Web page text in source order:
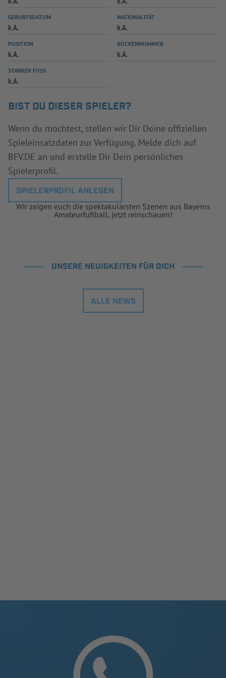
SPIELPLUS
GEBURTSDATUM
k.A.
NATIONALITÄT
k.A.
POSITION
k.A.
RÜCKENNUMMER
k.A.
STARKER FUSS
k.A.
BIST DU DIESER SPIELER?
Wenn du möchtest, stellen wir Dir Deine offiziellen
Spieleinsatzdaten zur Verfügung. Melde dich auf
BFV.DE an und erstelle Dir Dein persönliches
Spielerprofil.
SPIELERPROFIL ANLEGEN
Wir zeigen euch die spektakulärsten Szenen aus Bayerns
Amateurfußball, jetzt reinschauen!
UNSERE NEUIGKEITEN FÜR DICH
ALLE NEWS